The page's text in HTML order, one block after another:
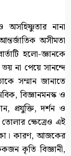
অসহিষ্ণুতার নানা
অসীমতা
হলো-জ্ঞানকে
না পেয়ে সানন্দে
সম্মান জানাতে
বিজ্ঞানমনস্ক ও
প্রযুক্তি, দর্শন ও
ক্ষেত্রেও এই
কারণ, আজকের
কৃতি বিজ্ঞানী,